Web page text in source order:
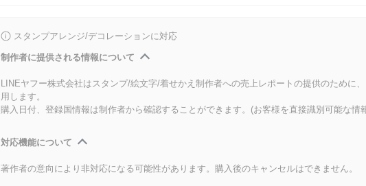
スタンプアレンジ/デコレーションに対応
制作者に提供される情報について
LINEヤフー株式会社はスタンプ/絵文字/着せかえ制作者への売上レポートの提供のために
用します。
購入日付、登録国情報は制作者から確認することができます。(お客様を直接識別可能な情
対応機能について
著作者の意向により非対応になる可能性があります。購入後のキャンセルはできません。